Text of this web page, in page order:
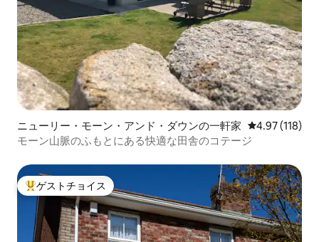
ニューリー・モーン・アンド・ダウンの一軒家 レビュー118
4.97 (118)
モーン山脈のふもとにある快適な田舎のコテージ
大好評のゲストチョイスです。
ゲストチョイス